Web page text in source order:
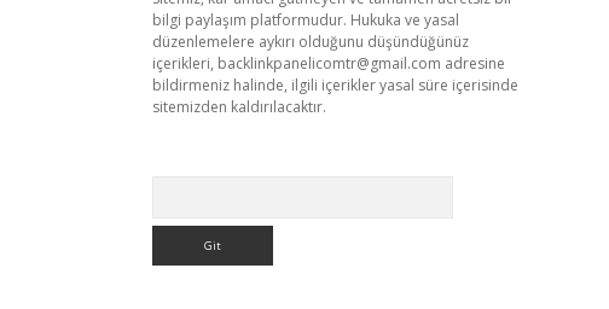
bilgi paylaşım platformudur. Hukuka ve yasal
düzenlemelere aykırı olduğunu düşündüğünüz
içerikleri, backlinkpanelicomtr@gmail.com adresine
bildirmeniz halinde, ilgili içerikler yasal süre içerisinde
sitemizden kaldırılacaktır.